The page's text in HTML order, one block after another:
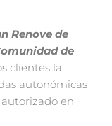
Renove de
de
clientes la
autonómicas
en